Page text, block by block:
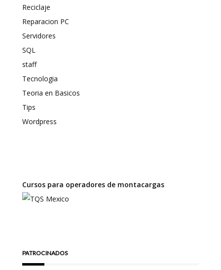
Reciclaje
Reparacion PC
Servidores
SQL
staff
Tecnologia
Teoria en Basicos
Tips
Wordpress
Cursos para operadores de montacargas
PATROCINADOS